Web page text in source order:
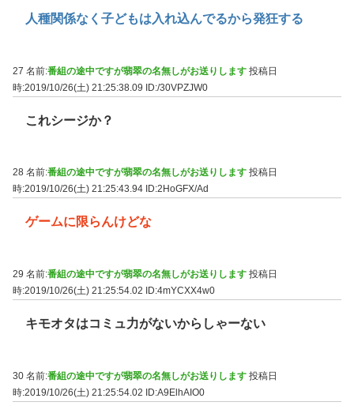
人種関係なく子どもは入れ込んでるから発狂する
27 名前:番組の途中ですが翡翠の名無しがお送りします 投稿日
時:2019/10/26(土) 21:25:38.09 ID:/30VPZJW0
これシージか？
28 名前:番組の途中ですが翡翠の名無しがお送りします 投稿日
時:2019/10/26(土) 21:25:43.94 ID:2HoGFX/Ad
ゲームに限らんけどな
29 名前:番組の途中ですが翡翠の名無しがお送りします 投稿日
時:2019/10/26(土) 21:25:54.02
ID:4mYCXX4w0
キモオタはコミュ力がないからしゃーない
30 名前:番組の途中ですが翡翠の名無しがお送りします 投稿日
時:2019/10/26(土) 21:25:54.02 ID:A9ElhAIO0